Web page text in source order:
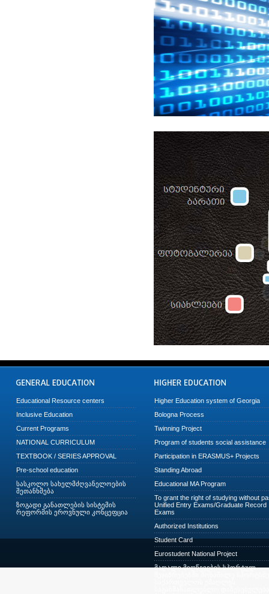
Educational Resource centers
Inclusive Education
Current Programs
NATIONAL CURRICULUM
TEXTBOOK / SERIES APPROVAL
Pre-school education
სასკოლო სახელმძღვანელოების
შეთანხმება
ზოგადი განათლების სისტემის
რეფორმის ეროვნული კონცეფცია
Higher Education system of Georgia
Bologna Process
Twinning Project
Program of students social assistance
Participation in ERASMUS+ Projects
Standing Abroad
Educational MA Program
To grant the right of studying without
Unified Entry Exams/Graduate Record
Exams
Authorized Institutions
Student Card
Eurostudent National Project
მაღალი მიღწევების სპორტულ